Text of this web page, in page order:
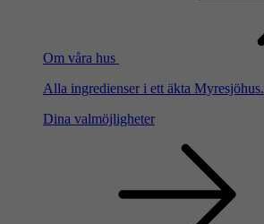
Om våra hus
Alla ingredienser i ett äkta Myresjöhus.
Dina valmöjligheter